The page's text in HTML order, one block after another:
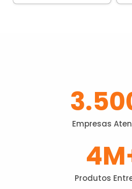
Empresas
Produtos
4